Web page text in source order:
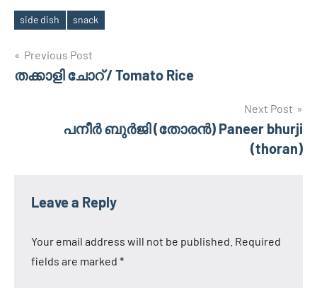
Tags
side dish snack
Post
navigation
Previous Post
തക്കാളി ചോറ് / Tomato Rice
Next Post
പനീര്‍ ബുര്‍ജി (തോരന്‍) Paneer bhurji
(thoran)
Leave a Reply
Your email address will not be published. Required
fields are marked *